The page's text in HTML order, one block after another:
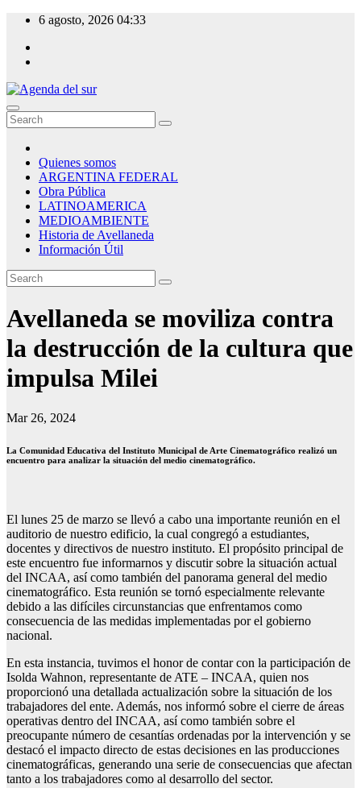
Skip
content
6 agosto, 2026 04:33
Agenda del sur
Quienes somos
ARGENTINA FEDERAL
Obra Pública
LATINOAMERICA
MEDIOAMBIENTE
Historia de Avellaneda
Información Útil
Avellaneda se moviliza contra
la destrucción de la cultura que
impulsa Milei
Mar 26, 2024
La Comunidad Educativa del Instituto Municipal de Arte Cinematográfico realizó un
encuentro para analizar la situación del medio cinematográfico.
El lunes 25 de marzo se llevó a cabo una importante reunión en el
auditorio de nuestro edificio, la cual congregó a estudiantes,
docentes y directivos de nuestro instituto. El propósito principal de
este encuentro fue informarnos y discutir sobre la situación actual
del INCAA, así como también del panorama general del medio
cinematográfico. Esta reunión se tornó especialmente relevante
debido a las difíciles circunstancias que enfrentamos como
consecuencia de las medidas implementadas por el gobierno
nacional.
En esta instancia, tuvimos el honor de contar con la participación de
Isolda Wahnon, representante de ATE – INCAA, quien nos
proporcionó una detallada actualización sobre la situación de los
trabajadores del ente. Además, nos informó sobre el cierre de áreas
operativas dentro del INCAA, así como también sobre el
preocupante número de cesantías ordenadas por la intervención y se
destacó el impacto directo de estas decisiones en las producciones
cinematográficas, generando una serie de consecuencias que afectan
tanto a los trabajadores como al desarrollo del sector.